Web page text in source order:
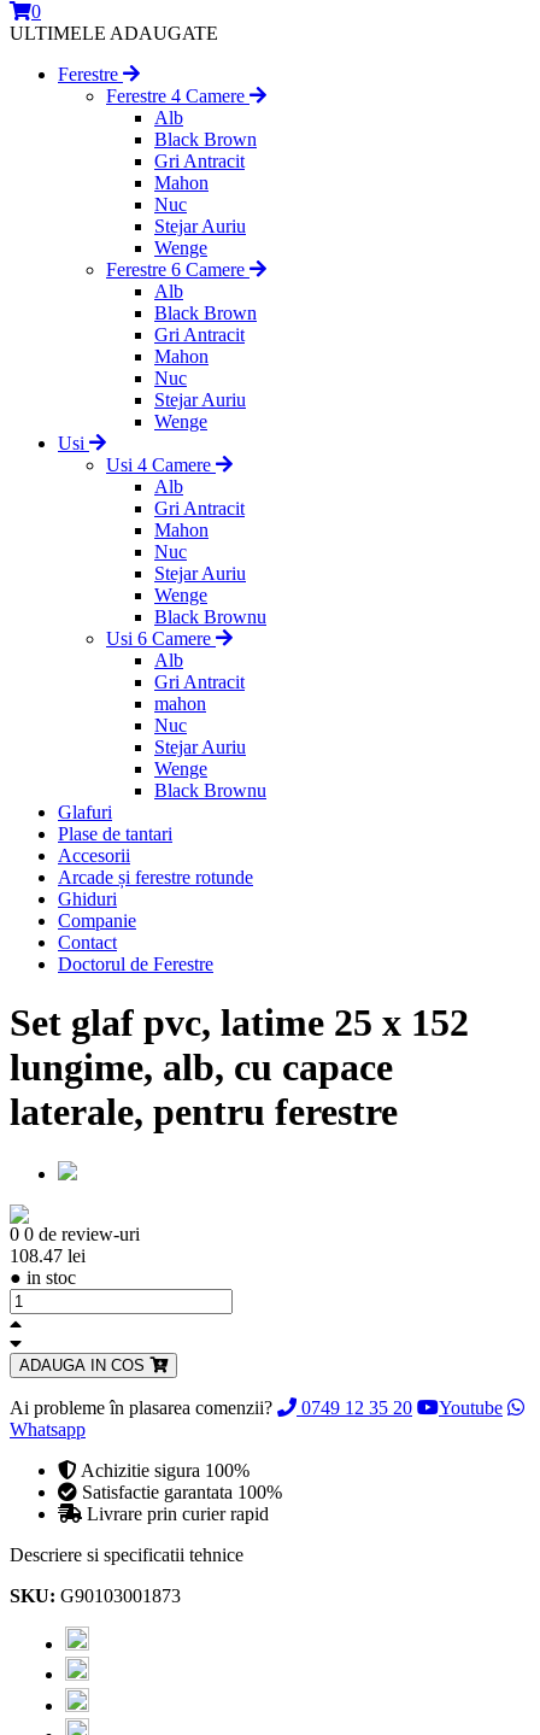
0
ULTIMELE ADAUGATE
Ferestre
Ferestre 4 Camere
Alb
Black Brown
Gri Antracit
Mahon
Nuc
Stejar Auriu
Wenge
Ferestre 6 Camere
Alb
Black Brown
Gri Antracit
Mahon
Nuc
Stejar Auriu
Wenge
Usi
Usi 4 Camere
Alb
Gri Antracit
Mahon
Nuc
Stejar Auriu
Wenge
Black Brownu
Usi 6 Camere
Alb
Gri Antracit
mahon
Nuc
Stejar Auriu
Wenge
Black Brownu
Glafuri
Plase de tantari
Accesorii
Arcade și ferestre rotunde
Ghiduri
Companie
Contact
Doctorul de Ferestre
Set glaf pvc, latime 25 x 152
lungime, alb, cu capace
laterale, pentru ferestre
0 0 de review-uri
108.47 lei
● in stoc
ADAUGA IN COS
Ai probleme în plasarea comenzii? 0749 12 35 20
Youtube
Whatsapp
Achizitie sigura 100%
Satisfactie garantata 100%
Livrare prin curier rapid
Descriere si specificatii tehnice
SKU: G90103001873